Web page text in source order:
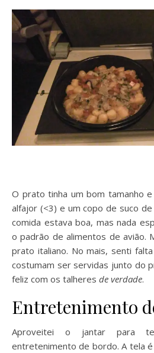
O prato tinha um bom tamanho
alfajor (<3) e um copo de suco
comida estava boa, mas nada
o padrão de alimentos de avião.
prato italiano. No mais, senti
costumam ser servidas junto do
feliz com os talheres de verdade.
Entretenimento
Aproveitei o jantar para
entretenimento de bordo. A tela